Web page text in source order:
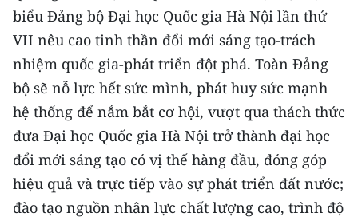
Video
Media Chính trị
Media Kinh tế
Media Văn hóa
Media Xã hội
Media Pháp luật
biểu Đảng bộ Đại học Quốc gia Hà Nội lần thứ
VII nêu cao tinh thần đổi mới sáng tạo-trách
nhiệm quốc gia-phát triển đột phá. Toàn Đảng
bộ sẽ nỗ lực hết sức mình, phát huy sức mạnh
hệ thống để nắm bắt cơ hội, vượt qua thách thức
đưa Đại học Quốc gia Hà Nội trở thành đại học
đổi mới sáng tạo có vị thế hàng đầu, đóng góp
hiệu quả và trực tiếp vào sự phát triển đất nước;
đào tạo nguồn nhân lực chất lượng cao, trình độ